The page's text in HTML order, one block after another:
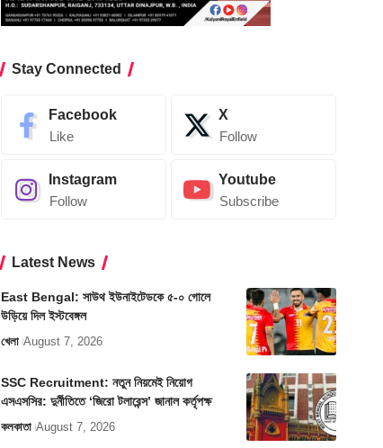
Stay Connected
Facebook
Like
X
Follow
Instagram
Follow
Youtube
Subscribe
Latest News
East Bengal: সাউথ ইউনাইটেডকে ৫-০ গোলে
উড়িয়ে দিল ইস্টবেঙ্গল
খেলা August 7, 2026
SSC Recruitment: নতুন নিয়মেই নিয়োগ
এসএসসির: দুর্নীতিতে ‘জিরো টলারেন্স’ জানাল কর্তৃপক্ষ
কলকাতা August 7, 2026